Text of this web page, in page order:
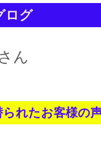
ログ
ん
れたお客様の